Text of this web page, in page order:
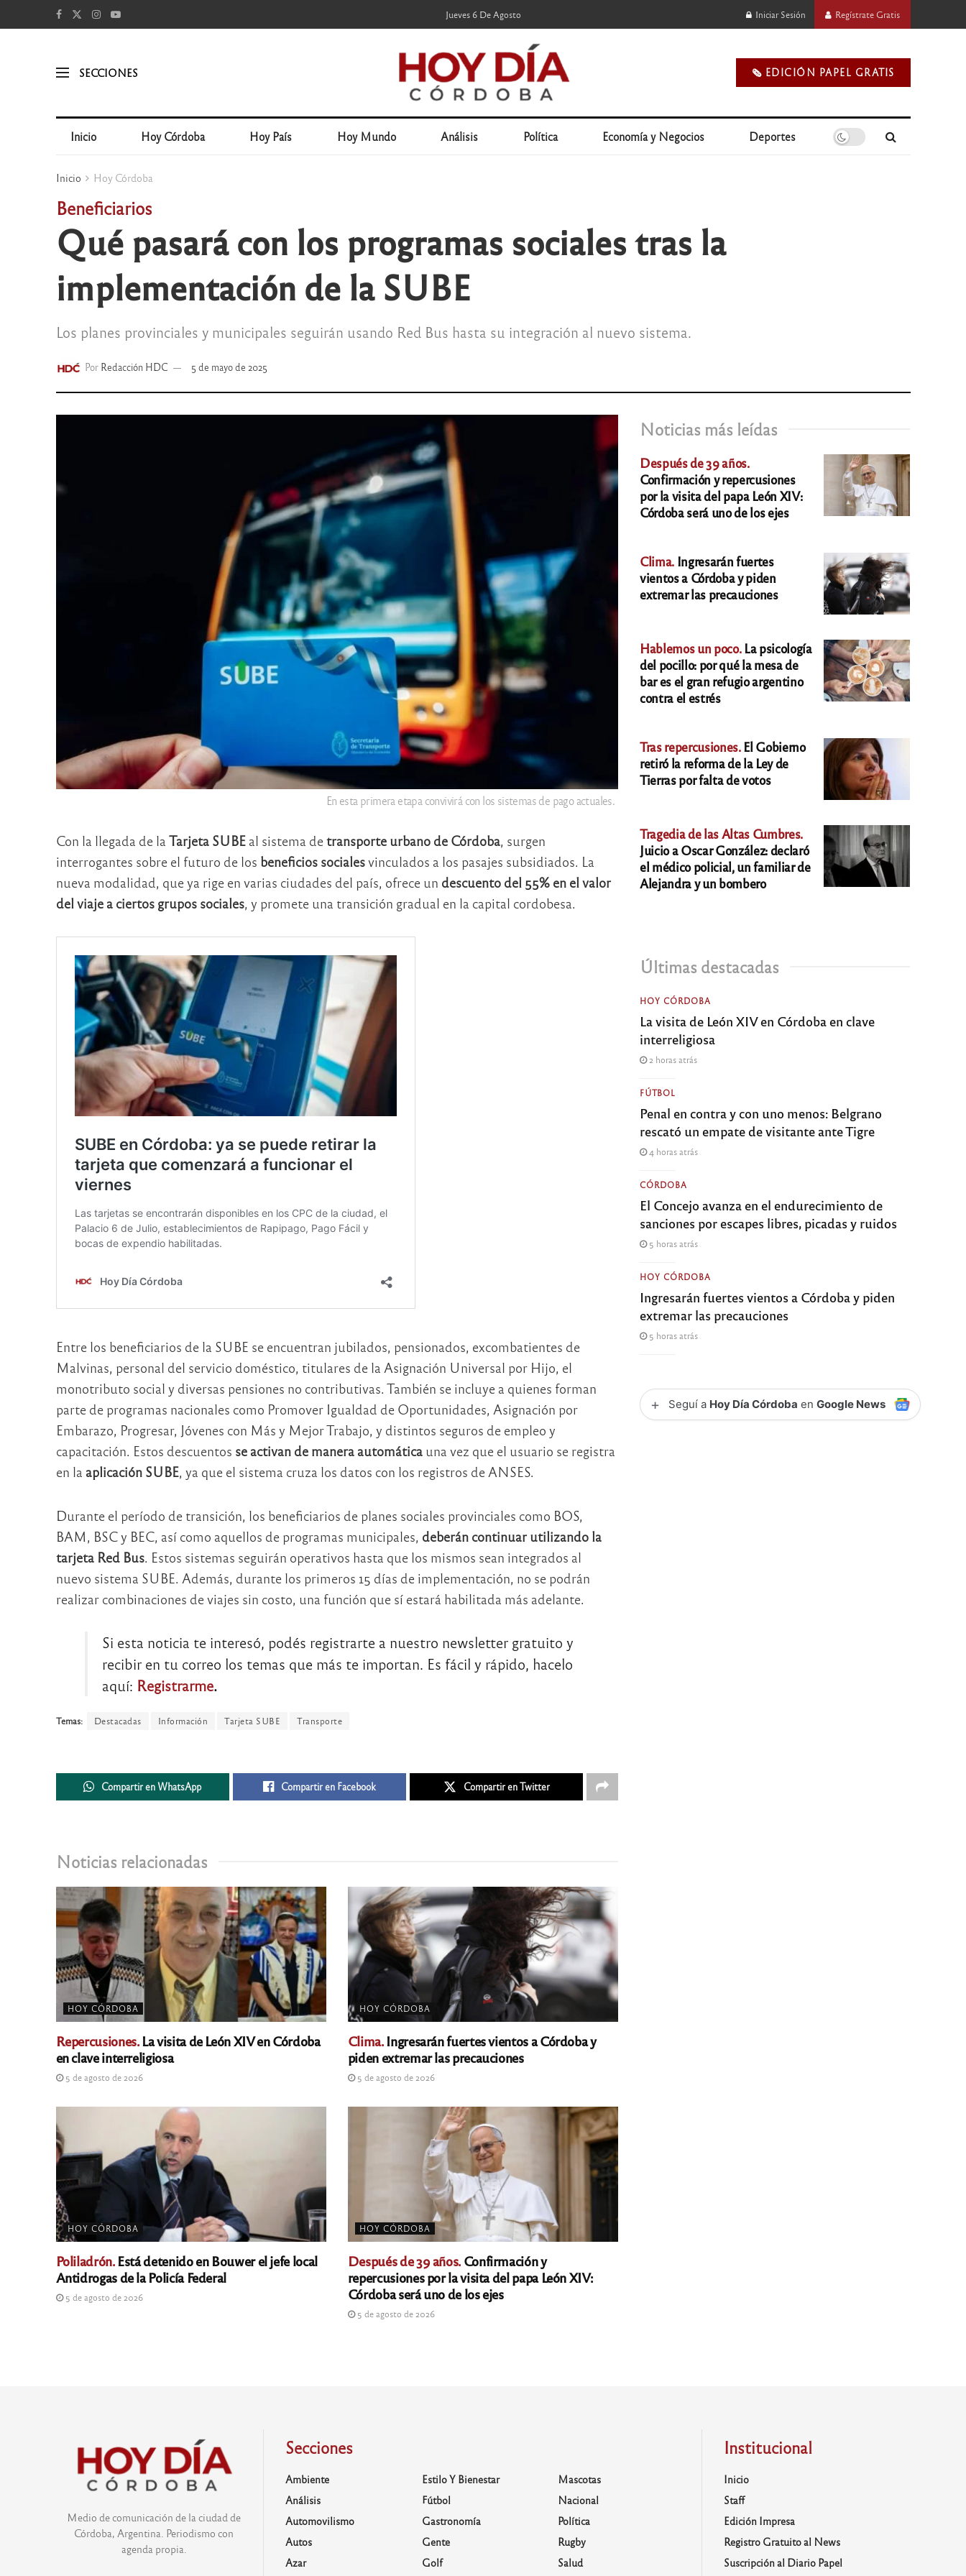
Jueves 6 De Agosto Iniciar Sesión Regístrate Gratis
SECCIONES 🗞️ EDICIÓN PAPEL GRATIS
Inicio Hoy Córdoba Hoy País Hoy Mundo Análisis Política Economía y Negocios Deportes
Inicio Hoy Córdoba
Beneficiarios
Qué pasará con los programas sociales tras la
implementación de la SUBE
Los planes provinciales y municipales seguirán usando Red Bus hasta su integración al nuevo sistema.
Por Redacción HDC 5 de mayo de 2025
En esta primera etapa convivirá con los sistemas de pago actuales.
Con la llegada de la Tarjeta SUBEal sistema detransporte urbano de Córdoba, surgen
interrogantes sobre el futuro de los beneficios socialesvinculados a los pasajes subsidiados. La
nueva modalidad, que ya rige en varias ciudades del país, ofrece un descuento del 55% en el valor
del viaje a ciertos grupos sociales, y promete una transición gradual en la capital cordobesa.
Entre los beneficiarios de la SUBE se encuentran jubilados, pensionados, excombatientes de
Malvinas, personal del servicio doméstico, titulares de la Asignación Universal por Hijo, el
monotributo social y diversas pensiones no contributivas. También se incluye a quienes forman
parte de programas nacionales como Promover Igualdad de Oportunidades, Asignación por
Embarazo, Progresar, Jóvenes con Más y Mejor Trabajo, y distintos seguros de empleo y
capacitación. Estos descuentos se activan de manera automáticauna vez que el usuario se registra
en la aplicación SUBE, ya que el sistema cruza los datos con los registros de ANSES.
Durante el período de transición, los beneficiarios de planes sociales provinciales como BOS,
BAM, BSC y BEC, así como aquellos de programas municipales, deberán continuar utilizando la
tarjeta Red Bus. Estos sistemas seguirán operativos hasta que los mismos sean integrados al
nuevo sistema SUBE. Además, durante los primeros 15 días de implementación, no se podrán
realizar combinaciones de viajes sin costo, una función que sí estará habilitada más adelante.
Si esta noticia te interesó, podés registrarte a nuestro newsletter gratuito y
recibir en tu correo los temas que más te importan. Es fácil y rápido, hacelo
aquí: Registrarme.
Temas: Destacadas Información Tarjeta SUBE Transporte
Compartir en WhatsApp Compartir en Facebook Compartir en Twitter
Noticias relacionadas
HOY CÓRDOBA
Repercusiones.La visita de León XIV en Córdoba
en clave interreligiosa
5 de agosto de 2026
HOY CÓRDOBA
Clima.Ingresarán fuertes vientos a Córdoba y
piden extremar las precauciones
5 de agosto de 2026
HOY CÓRDOBA
Poliladrón.Está detenido en Bouwer el jefe local
Antidrogas de la Policía Federal
5 de agosto de 2026
HOY CÓRDOBA
Después de 39 años. Confirmación y
repercusiones por la visita del papa León XIV:
Córdoba será uno de los ejes
5 de agosto de 2026
Noticias más leídas
Después de 39 años.
Confirmación y repercusiones
por la visita del papa León XIV:
Córdoba será uno de los ejes
Clima. Ingresarán fuertes
vientos a Córdoba y piden
extremar las precauciones
Hablemos un poco.La psicología
del pocillo: por qué la mesa de
bar es el gran refugio argentino
contra el estrés
Tras repercusiones.El Gobierno
retiró la reforma de la Ley de
Tierras por falta de votos
Tragedia de las Altas Cumbres.
Juicio a Oscar González: declaró
el médico policial, un familiar de
Alejandra y un bombero
Últimas destacadas
HOY CÓRDOBA
La visita de León XIV en Córdoba en clave
interreligiosa
2 horas atrás
FÚTBOL
Penal en contra y con uno menos: Belgrano
rescató un empate de visitante ante Tigre
4 horas atrás
CÓRDOBA
El Concejo avanza en el endurecimiento de
sanciones por escapes libres, picadas y ruidos
5 horas atrás
HOY CÓRDOBA
Ingresarán fuertes vientos a Córdoba y piden
extremar las precauciones
5 horas atrás
+ Seguí a Hoy Día Córdoba enGoogle News
Medio de comunicación de la ciudad de
Córdoba, Argentina. Periodismo con
agenda propia.
Secciones
Ambiente
Análisis
Automovilismo
Autos
Azar
Estilo Y Bienestar
Fútbol
Gastronomía
Gente
Golf
Mascotas
Nacional
Política
Rugby
Salud
Institucional
Inicio
Staff
Edición Impresa
Registro Gratuito al News
Suscripción al Diario Papel